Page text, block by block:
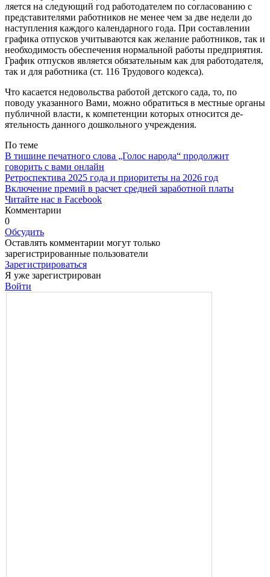
ляется на следующий год работодателем по согласованию с
представителями работников не менее чем за две недели до
наступления каждого календарного года. При составлении
графика отпусков учитываются как желание работников, так и
необходимость обеспечения нормальной работы предпри­ятия.
График отпусков является обязательным как для рабо­тодателя,
так и для работника (ст. 116 Трудового кодекса).
Что касается недовольства работой детского сада, то, по
поводу указанного Вами, можно обратиться в местные орга­ны
публичной власти, к компетенции которых относится де­
ятельность данного дошкольного учреждения.
По теме
В тишине печатного слова „Голос народа“ продолжит
говорить с вами онлайн
Ретроспектива 2025 года и приоритеты на 2026 год
Включение премий в расчет средней заработной платы
Читайте нас в Facebook
Комментарии
0
Обсудить
Оставлять комментарии могут только
зарегистрированные пользователи
Зарегистрироваться
Я уже зарегистрирован
Войти